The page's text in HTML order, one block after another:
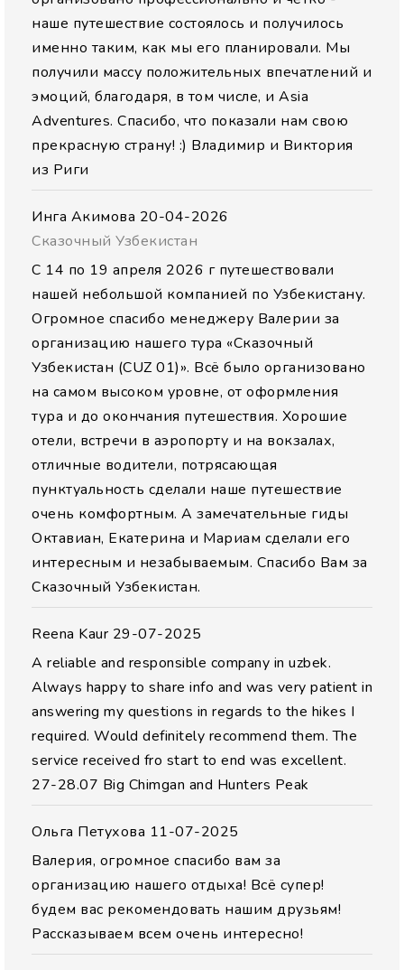
наше путешествие состоялось и получилось
именно таким, как мы его планировали. Мы
получили массу положительных впечатлений и
эмоций, благодаря, в том числе, и Asia
Adventures. Спасибо, что показали нам свою
прекрасную страну! :) Владимир и Виктория
из Риги
Инга Акимова 20-04-2026
Сказочный Узбекистан
С 14 по 19 апреля 2026 г путешествовали
нашей небольшой компанией по Узбекистану.
Огромное спасибо менеджеру Валерии за
организацию нашего тура «Сказочный
Узбекистан (CUZ 01)». Всё было организовано
на самом высоком уровне, от оформления
тура и до окончания путешествия. Хорошие
отели, встречи в аэропорту и на вокзалах,
отличные водители, потрясающая
пунктуальность сделали наше путешествие
очень комфортным. А замечательные гиды
Октавиан, Екатерина и Мариам сделали его
интересным и незабываемым. Спасибо Вам за
Сказочный Узбекистан.
Reena Kaur 29-07-2025
A reliable and responsible company in uzbek.
Always happy to share info and was very patient in
answering my questions in regards to the hikes I
required. Would definitely recommend them. The
service received fro start to end was excellent.
27-28.07 Big Chimgan and Hunters Peak
Ольга Петухова 11-07-2025
Валерия, огромное спасибо вам за
организацию нашего отдыха! Всё супер!
будем вас рекомендовать нашим друзьям!
Рассказываем всем очень интересно!